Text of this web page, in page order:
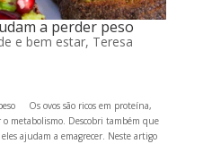
a perder peso
e bem estar, Teresa
Os ovos são ricos em proteína,
metabolismo. Descobri também que
ajudam a emagrecer. Neste artigo